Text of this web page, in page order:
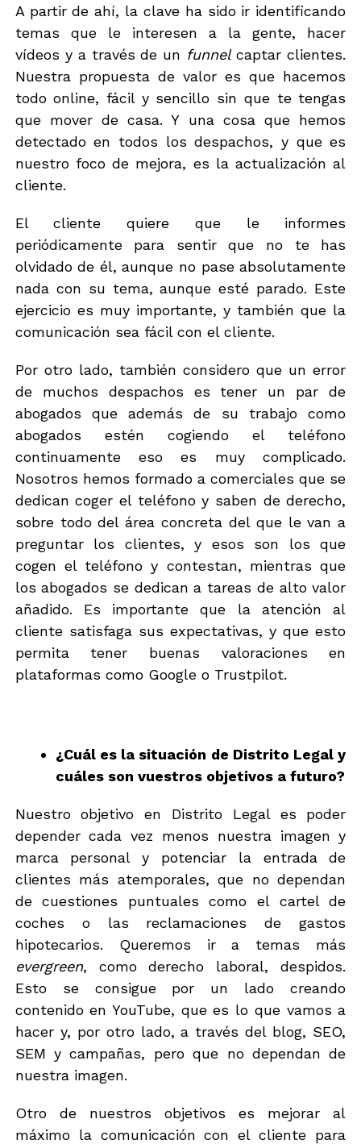
A partir de ahí, la clave ha sido ir identificando
temas que le interesen a la gente, hacer
vídeos y a través de un funnelcaptar clientes.
Nuestra propuesta de valor es que hacemos
todo online, fácil y sencillo sin que te tengas
que mover de casa. Y una cosa que hemos
detectado en todos los despachos, y que es
nuestro foco de mejora, es la actualización al
cliente.
El cliente quiere que le informes
periódicamente para sentir que no te has
olvidado de él, aunque no pase absolutamente
nada con su tema, aunque esté parado. Este
ejercicio es muy importante, y también que la
comunicación sea fácil con el cliente.
Por otro lado, también considero que un error
de muchos despachos es tener un par de
abogados que además de su trabajo como
abogados estén cogiendo el teléfono
continuamente eso es muy complicado.
Nosotros hemos formado a comerciales que se
dedican coger el teléfono y saben de derecho,
sobre todo del área concreta del que le van a
preguntar los clientes, y esos son los que
cogen el teléfono y contestan, mientras que
los abogados se dedican a tareas de alto valor
añadido. Es importante que la atención al
cliente satisfaga sus expectativas, y que esto
permita tener buenas valoraciones en
plataformas como Google o Trustpilot.
¿Cuál es la situación de Distrito Legal y
cuáles son vuestros objetivos a futuro?
Nuestro objetivo en Distrito Legal es poder
depender cada vez menos nuestra imagen y
marca personal y potenciar la entrada de
clientes más atemporales, que no dependan
de cuestiones puntuales como el cartel de
coches o las reclamaciones de gastos
hipotecarios. Queremos ir a temas más
evergreen, como derecho laboral, despidos.
Esto se consigue por un lado creando
contenido en YouTube, que es lo que vamos a
hacer y, por otro lado, a través del blog, SEO,
SEM y campañas, pero que no dependan de
nuestra imagen.
Otro de nuestros objetivos es mejorar al
máximo la comunicación con el cliente para